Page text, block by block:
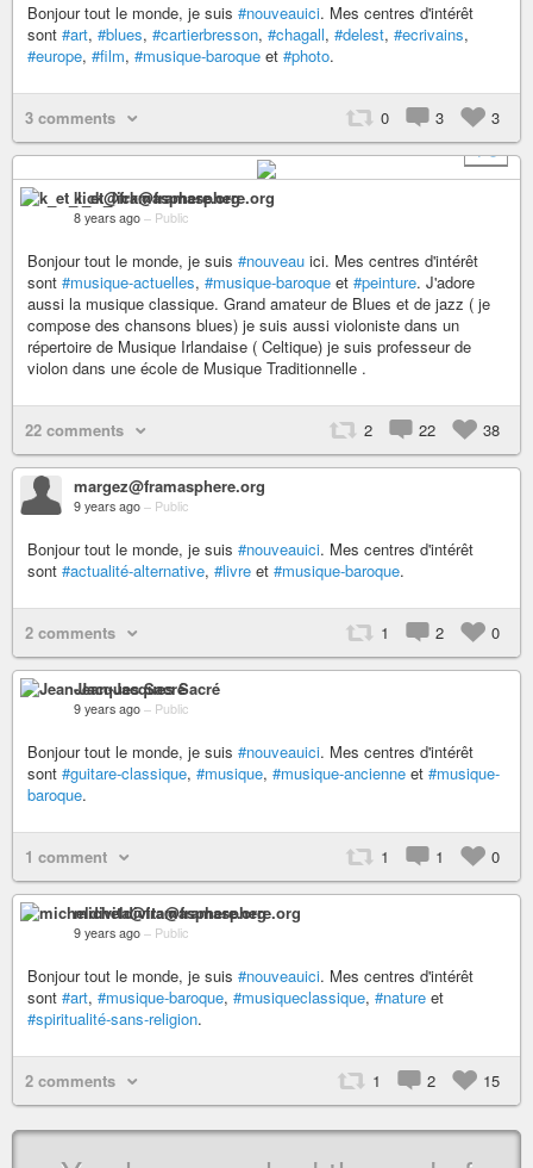
Bonjour tout le monde, je suis #nouveauici. Mes centres d'intérêt
sont #art, #blues, #cartierbresson, #chagall, #delest, #ecrivains,
#europe, #film, #musique-baroque et #photo.
3 comments 0 3
3
+ 3
k_et_lick@framasphere.org
8 years ago – Public
Bonjour tout le monde, je suis #nouveau ici. Mes centres d'intérêt
sont #musique-actuelles, #musique-baroque et #peinture. J'adore
aussi la musique classique. Grand amateur de Blues et de jazz ( je
compose des chansons blues) je suis aussi violoniste dans un
répertoire de Musique Irlandaise ( Celtique) je suis professeur de
violon dans une école de Musique Traditionnelle .
22 comments 2 22 38
margez@framasphere.org
9 years ago – Public
Bonjour tout le monde, je suis #nouveauici. Mes centres d'intérêt
sont #actualité-alternative, #livre et #musique-baroque.
2 comments 1 2 0
Jean-Jacques Sacré
9 years ago – Public
Bonjour tout le monde, je suis #nouveauici. Mes centres d'intérêt
sont #guitare-classique, #musique, #musique-ancienne et #musique-
baroque.
1 comment 1 1 0
micheldivita@framasphere.org
9 years ago – Public
Bonjour tout le monde, je suis #nouveauici. Mes centres d'intérêt
sont #art, #musique-baroque, #musiqueclassique, #nature et
#spiritualité-sans-religion.
2 comments 1 2 15